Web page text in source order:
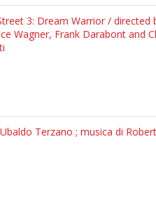
3: Dream Warrior / directed
Wagner, Frank Darabont and
Terzano ; musica di